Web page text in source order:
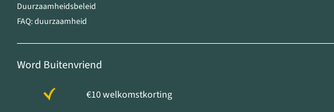
Duurzaamheidsbeleid
FAQ: duurzaamheid
Word Buitenvriend
€10 welkomstkorting